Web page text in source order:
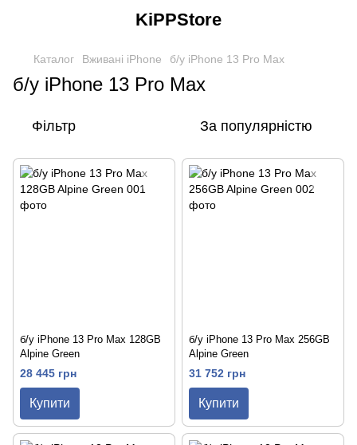
KiPPStore
Каталог Вживані iPhone б/у iPhone 13 Pro Max
б/у iPhone 13 Pro Max
Фільтр За популярністю
б/у iPhone 13 Pro Max 128GB
Alpine Green
28 445 грн
Купити
б/у iPhone 13 Pro Max 256GB
Alpine Green
31 752 грн
Купити